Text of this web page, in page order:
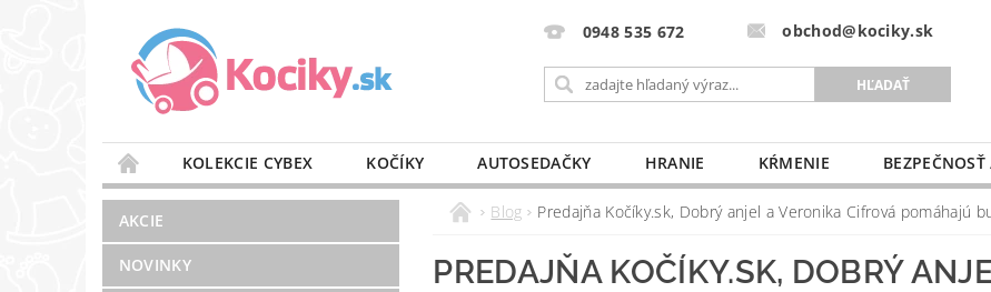
0948 535 672 obchod@kociky.sk
KOLEKCIE CYBEX KOČÍKY AUTOSEDAČKY HRANIE KŔMENIE
STAROSTLIVOSŤ O VZDUCH
VÝBAVA DO PÔRODNICE MLIEKO A VÝŽIVA PRE MAMIČKU
BLOG
PREDAJŇA KONTAKT
AKCIE
NOVINKY
Blog Predajňa Kočíky.sk, Dobrý anjel a Veronika Cifrová pomáhajú
PREDAJŇA KOČÍKY.SK, DOBRÝ